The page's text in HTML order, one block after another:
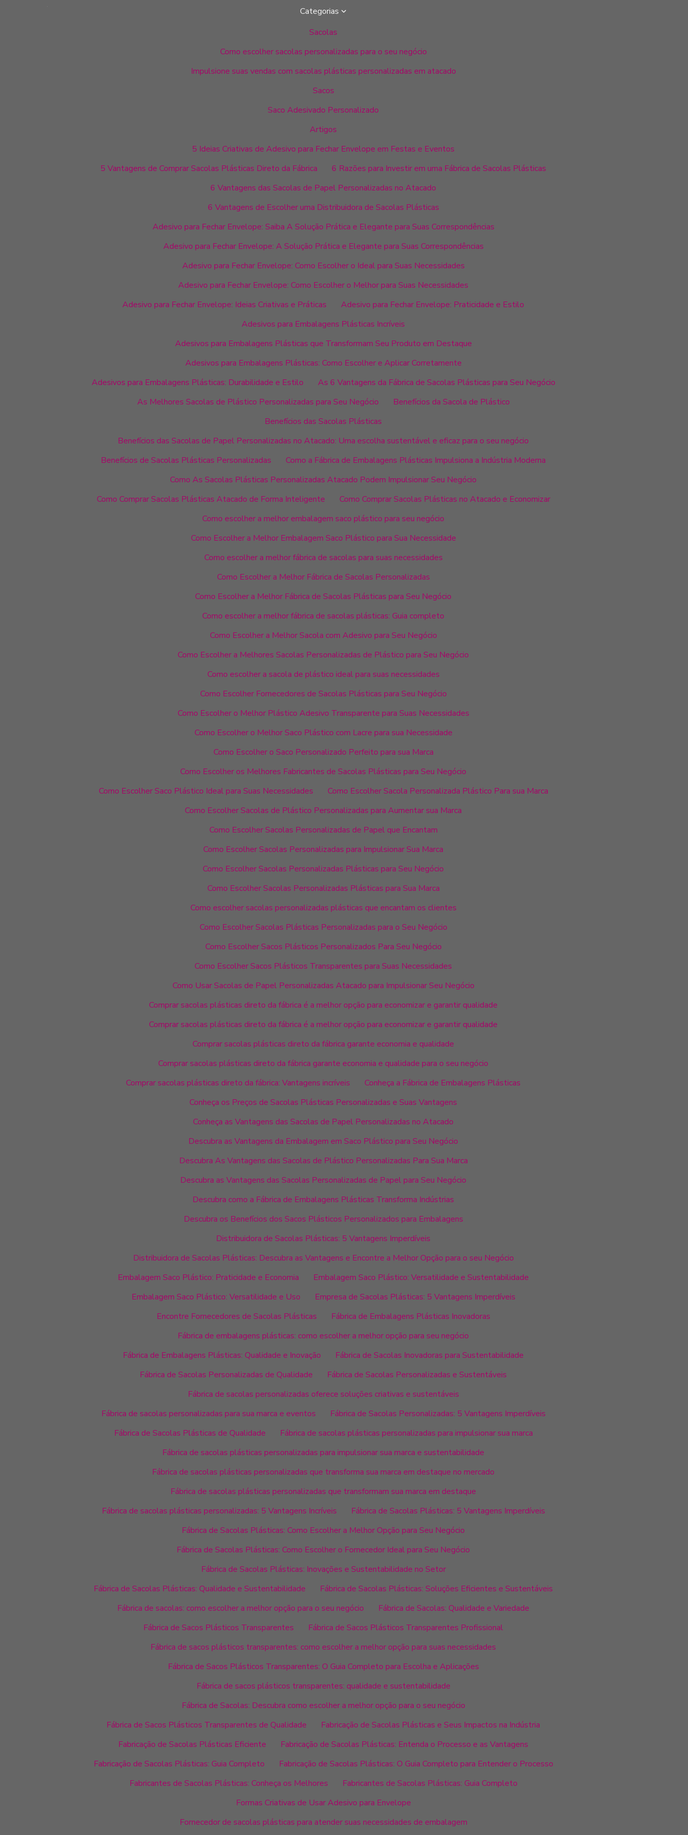
Categorias
Sacolas
Como escolher sacolas personalizadas para o seu negócio
Impulsione suas vendas com sacolas plásticas personalizadas em atacado
Sacos
Saco Adesivado Personalizado
Artigos
5 Ideias Criativas de Adesivo para Fechar Envelope em Festas e Eventos
5 Vantagens de Comprar Sacolas Plásticas Direto da Fábrica
6 Razões para Investir em uma Fábrica de Sacolas Plásticas
6 Vantagens das Sacolas de Papel Personalizadas no Atacado
6 Vantagens de Escolher uma Distribuidora de Sacolas Plásticas
Adesivo para Fechar Envelope: Saiba A Solução Prática e Elegante para Suas Correspondências
Adesivo para Fechar Envelope: A Solução Prática e Elegante para Suas Correspondências
Adesivo para Fechar Envelope: Como Escolher o Ideal para Suas Necessidades
Adesivo para Fechar Envelope: Como Escolher o Melhor para Suas Necessidades
Adesivo para Fechar Envelope: Ideias Criativas e Práticas
Adesivo para Fechar Envelope: Praticidade e Estilo
Adesivos para Embalagens Plásticas Incríveis
Adesivos para Embalagens Plásticas que Transformam Seu Produto em Destaque
Adesivos para Embalagens Plásticas: Como Escolher e Aplicar Corretamente
Adesivos para Embalagens Plásticas: Durabilidade e Estilo
As 6 Vantagens da Fábrica de Sacolas Plásticas para Seu Negócio
As Melhores Sacolas de Plástico Personalizadas para Seu Negócio
Benefícios da Sacola de Plástico
Benefícios das Sacolas Plásticas
Benefícios das Sacolas de Papel Personalizadas no Atacado: Uma escolha sustentável e eficaz para o seu negócio
Benefícios de Sacolas Plásticas Personalizadas
Como a Fábrica de Embalagens Plásticas Impulsiona a Indústria Moderna
Como As Sacolas Plásticas Personalizadas Atacado Podem Impulsionar Seu Negócio
Como Comprar Sacolas Plásticas Atacado de Forma Inteligente
Como Comprar Sacolas Plásticas no Atacado e Economizar
Como escolher a melhor embalagem saco plástico para seu negócio
Como Escolher a Melhor Embalagem Saco Plástico para Sua Necessidade
Como escolher a melhor fábrica de sacolas para suas necessidades
Como Escolher a Melhor Fábrica de Sacolas Personalizadas
Como Escolher a Melhor Fábrica de Sacolas Plásticas para Seu Negócio
Como escolher a melhor fábrica de sacolas plásticas: Guia completo
Como Escolher a Melhor Sacola com Adesivo para Seu Negócio
Como Escolher a Melhores Sacolas Personalizadas de Plástico para Seu Negócio
Como escolher a sacola de plástico ideal para suas necessidades
Como Escolher Fornecedores de Sacolas Plásticas para Seu Negócio
Como Escolher o Melhor Plástico Adesivo Transparente para Suas Necessidades
Como Escolher o Melhor Saco Plástico com Lacre para sua Necessidade
Como Escolher o Saco Personalizado Perfeito para sua Marca
Como Escolher os Melhores Fabricantes de Sacolas Plásticas para Seu Negócio
Como Escolher Saco Plástico Ideal para Suas Necessidades
Como Escolher Sacola Personalizada Plástico Para sua Marca
Como Escolher Sacolas de Plástico Personalizadas para Aumentar sua Marca
Como Escolher Sacolas Personalizadas de Papel que Encantam
Como Escolher Sacolas Personalizadas para Impulsionar Sua Marca
Como Escolher Sacolas Personalizadas Plásticas para Seu Negócio
Como Escolher Sacolas Personalizadas Plásticas para Sua Marca
Como escolher sacolas personalizadas plásticas que encantam os clientes
Como Escolher Sacolas Plásticas Personalizadas para o Seu Negócio
Como Escolher Sacos Plásticos Personalizados Para Seu Negócio
Como Escolher Sacos Plásticos Transparentes para Suas Necessidades
Como Usar Sacolas de Papel Personalizadas Atacado para Impulsionar Seu Negócio
Comprar sacolas plásticas direto da fábrica é a melhor opção para economizar e garantir qualidade
Comprar sacolas plásticas direto da fábrica é a melhor opção para economizar e garantir qualidade
Comprar sacolas plásticas direto da fábrica garante economia e qualidade
Comprar sacolas plásticas direto da fábrica garante economia e qualidade para o seu negócio
Comprar sacolas plásticas direto da fábrica: Vantagens incríveis
Conheça a Fábrica de Embalagens Plásticas
Conheça os Preços de Sacolas Plásticas Personalizadas e Suas Vantagens
Conheça as Vantagens das Sacolas de Papel Personalizadas no Atacado
Descubra as Vantagens da Embalagem em Saco Plástico para Seu Negócio
Descubra As Vantagens das Sacolas de Plástico Personalizadas Para Sua Marca
Descubra as Vantagens das Sacolas Personalizadas de Papel para Seu Negócio
Descubra como a Fábrica de Embalagens Plásticas Transforma Indústrias
Descubra os Benefícios dos Sacos Plásticos Personalizados para Embalagens
Distribuidora de Sacolas Plásticas: 5 Vantagens Imperdíveis
Distribuidora de Sacolas Plásticas: Descubra as Vantagens e Encontre a Melhor Opção para o seu Negócio
Embalagem Saco Plástico: Praticidade e Economia
Embalagem Saco Plástico: Versatilidade e Sustentabilidade
Embalagem Saco Plástico: Versatilidade e Uso
Empresa de Sacolas Plásticas: 5 Vantagens Imperdíveis
Encontre Fornecedores de Sacolas Plásticas
Fábrica de Embalagens Plásticas Inovadoras
Fábrica de embalagens plásticas: como escolher a melhor opção para seu negócio
Fábrica de Embalagens Plásticas: Qualidade e Inovação
Fábrica de Sacolas Inovadoras para Sustentabilidade
Fábrica de Sacolas Personalizadas de Qualidade
Fábrica de Sacolas Personalizadas e Sustentáveis
Fábrica de sacolas personalizadas oferece soluções criativas e sustentáveis
Fábrica de sacolas personalizadas para sua marca e eventos
Fábrica de Sacolas Personalizadas: 5 Vantagens Imperdíveis
Fábrica de Sacolas Plásticas de Qualidade
Fábrica de sacolas plásticas personalizadas para impulsionar sua marca
Fábrica de sacolas plásticas personalizadas para impulsionar sua marca e sustentabilidade
Fábrica de sacolas plásticas personalizadas que transforma sua marca em destaque no mercado
Fábrica de sacolas plásticas personalizadas que transformam sua marca em destaque
Fábrica de sacolas plásticas personalizadas: 5 Vantagens Incríveis
Fábrica de Sacolas Plásticas: 5 Vantagens Imperdíveis
Fábrica de Sacolas Plásticas: Como Escolher a Melhor Opção para Seu Negócio
Fábrica de Sacolas Plásticas: Como Escolher o Fornecedor Ideal para Seu Negócio
Fábrica de Sacolas Plásticas: Inovações e Sustentabilidade no Setor
Fábrica de Sacolas Plásticas: Qualidade e Sustentabilidade
Fábrica de Sacolas Plásticas: Soluções Eficientes e Sustentáveis
Fábrica de sacolas: como escolher a melhor opção para o seu negócio
Fábrica de Sacolas: Qualidade e Variedade
Fábrica de Sacos Plásticos Transparentes
Fábrica de Sacos Plásticos Transparentes Profissional
Fábrica de sacos plásticos transparentes: como escolher a melhor opção para suas necessidades
Fábrica de Sacos Plásticos Transparentes: O Guia Completo para Escolha e Aplicações
Fábrica de sacos plásticos transparentes: qualidade e sustentabilidade
Fábrica de Sacolas: Descubra como escolher a melhor opção para o seu negócio
Fábrica de Sacos Plásticos Transparentes de Qualidade
Fabricação de Sacolas Plásticas e Seus Impactos na Indústria
Fabricação de Sacolas Plásticas Eficiente
Fabricação de Sacolas Plásticas: Entenda o Processo e as Vantagens
Fabricação de Sacolas Plásticas: Guia Completo
Fabricação de Sacolas Plásticas: O Guia Completo para Entender o Processo
Fabricantes de Sacolas Plásticas: Conheça os Melhores
Fabricantes de Sacolas Plásticas: Guia Completo
Formas Criativas de Usar Adesivo para Envelope
Fornecedor de sacolas plásticas para atender suas necessidades de embalagem